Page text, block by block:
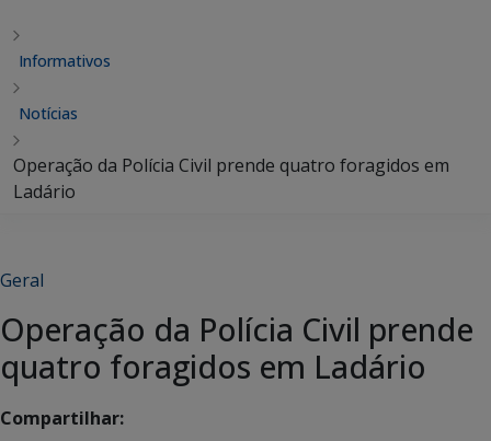
Informativos
Notícias
Operação da Polícia Civil prende quatro foragidos em
Ladário
Geral
Operação da Polícia Civil prende
quatro foragidos em Ladário
Compartilhar: